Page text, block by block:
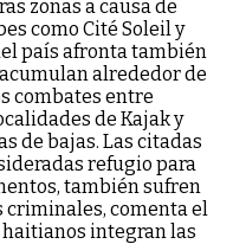
zonas a causa de
como Cité Soleil y
país afronta también
alrededor de
combates entre
de Kajak y
de bajas. Las citadas
refugio para
también sufren
criminales, comenta el
haitianos integran las